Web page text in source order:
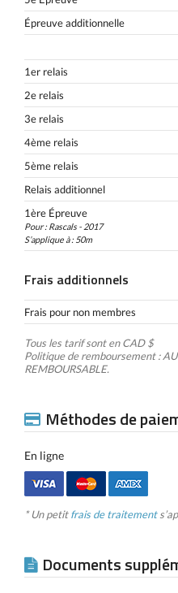
Épreuve additionnelle
1er relais
2e relais
3e relais
4ème relais
5ème relais
Relais additionnel
1ère Épreuve
Pour : Rascals - 2017
S’applique à : 50m
Frais additionnels
Frais pour non membres
Tous les tarif sont en CAD $
Politique de remboursement :
REMBOURSABLE.
Méthodes de
En ligne
* Un petitfrais de traitement
Documents